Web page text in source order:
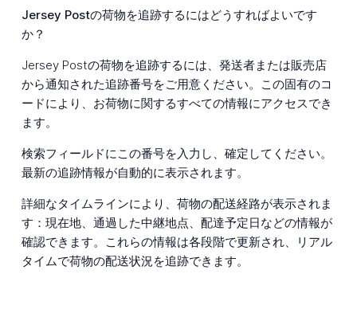
Jersey Postの荷物を追跡するにはどうすればよいです
か？
Jersey Postの荷物を追跡するには、発送者または販売店
から通知された追跡番号をご用意ください。この固有のコ
ードにより、お荷物に関するすべての情報にアクセスでき
ます。
検索フィールドにこの番号を入力し、確定してください。
最新の追跡情報が自動的に表示されます。
詳細なタイムラインにより、荷物の配送経路が表示されま
す：現在地、通過した中継地点、配達予定日などの情報が
確認できます。これらの情報は各段階で更新され、リアル
タイムで荷物の配送状況を追跡できます。